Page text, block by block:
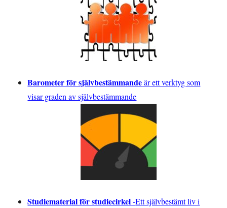
Barometer för självbestämmandeär ett verktyg som
visar graden av självbestämmande
Studiematerial för studiecirkel-Ett självbestämt liv i